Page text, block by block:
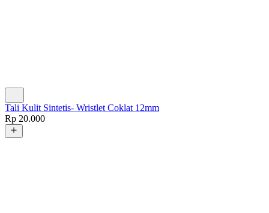
Tali Kulit Sintetis- Wristlet Coklat 12mm
Rp 20.000